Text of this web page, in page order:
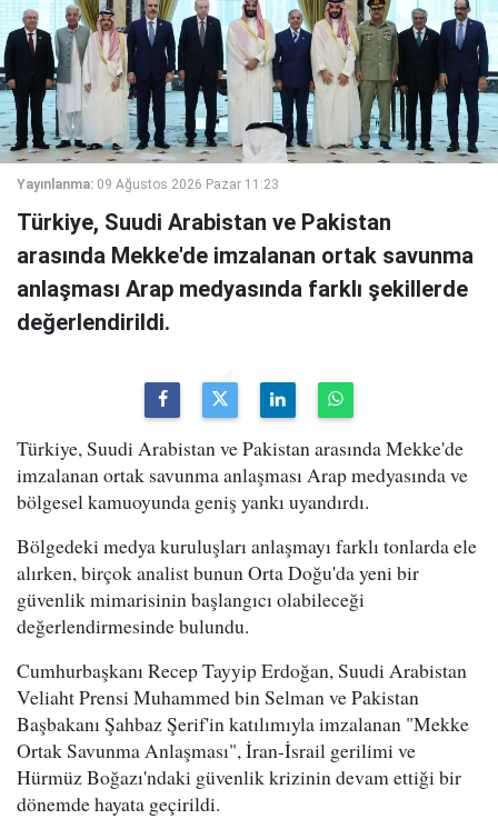
Yayınlanma: 09 Ağustos 2026 Pazar 11:23
Türkiye, Suudi Arabistan ve Pakistan
arasında Mekke'de imzalanan ortak savunma
anlaşması Arap medyasında farklı şekillerde
değerlendirildi.
Türkiye, Suudi Arabistan ve Pakistan arasında Mekke'de
imzalanan ortak savunma anlaşması Arap medyasında ve
bölgesel kamuoyunda geniş yankı uyandırdı.
Bölgedeki medya kuruluşları anlaşmayı farklı tonlarda ele
alırken, birçok analist bunun Orta Doğu'da yeni bir
güvenlik mimarisinin başlangıcı olabileceği
değerlendirmesinde bulundu.
Cumhurbaşkanı Recep Tayyip Erdoğan, Suudi Arabistan
Veliaht Prensi Muhammed bin Selman ve Pakistan
Başbakanı Şahbaz Şerif'in katılımıyla imzalanan "Mekke
Ortak Savunma Anlaşması", İran-İsrail gerilimi ve
Hürmüz Boğazı'ndaki güvenlik krizinin devam ettiği bir
dönemde hayata geçirildi.